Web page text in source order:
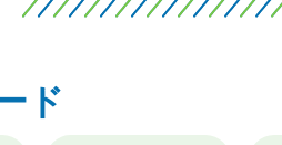
月04日
ド